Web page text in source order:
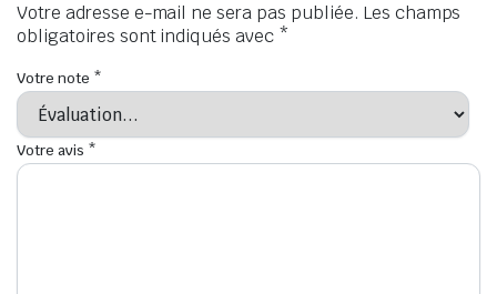
Votre adresse e-mail ne sera pas publiée. Les champs
obligatoires sont indiqués avec *
Votre note *
Votre avis *